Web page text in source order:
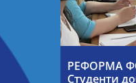
РЕФОРМА
Студенти